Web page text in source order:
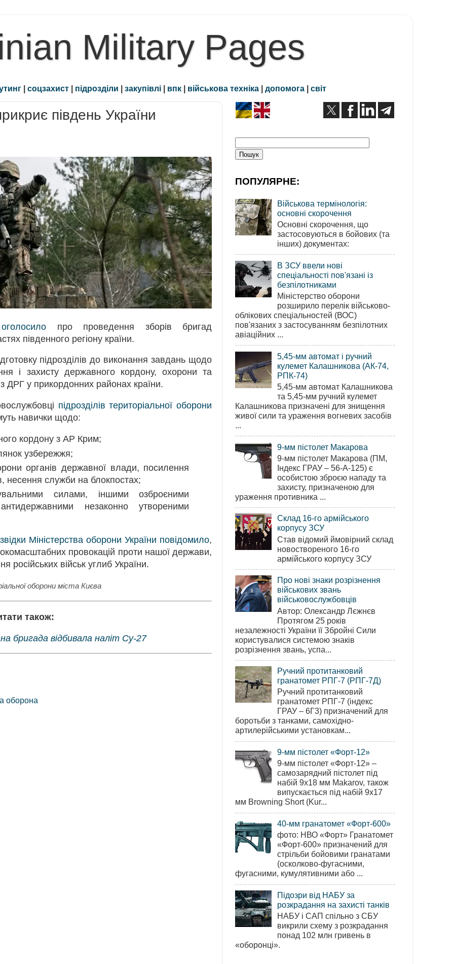
Military Pages
| соцзахист | підрозділи | закупівлі | впк | військова техніка | допомога | світ
південь України
оголосило про проведення зборів бригад
південного регіону країни.
підрозділів до виконання завдань щодо
і захисту державного кордону, охорони та
ДРГ у прикордонних районах країни.
підрозділів територіальної оборони
навички щодо:
кордону з АР Крим;
узбережжя;
органів державної влади, посилення
несення служби на блокпостах;
силами, іншими озброєними
незаконно утвореними
Міністерства оборони України повідомило,
провокацій проти нашої держави,
російських військ углиб України.
оборони міста Києва
також:
бригада відбивала наліт Су-27
оборона
ПОПУЛЯРНЕ:
Військова термінологія:
основні скорочення
Основні скорочення, що
застосовуються в бойових (та
інших) документах:
В ЗСУ ввели нові
спеціальності пов'язані із
безпілотниками
Міністерство оборони
розширило перелік військово-
облікових спеціальностей (ВОС)
пов'язаних з застосуванням безпілотних
авіаційних ...
5,45-мм автомат і ручний
кулемет Калашникова (АК-74,
РПК-74)
5,45-мм автомат Калашникова
та 5,45-мм ручний кулемет
Калашникова призначені для знищення
живої сили та ураження вогневих засобів
...
9-мм пістолет Макарова
9-мм пістолет Макарова (ПМ,
Індекс ГРАУ – 56-А-125) є
особистою зброєю нападу та
захисту, призначеною для
ураження противника ...
Склад 16-го армійського
корпусу ЗСУ
Став відомий ймовірний склад
новоствореного 16-го
армійського корпусу ЗСУ
Про нові знаки розрізнення
військових звань
військовослужбовців
Автор: Олександр Лєжнєв
Протягом 25 років
незалежності України її Збройні Сили
користувалися системою знаків
розрізнення звань, успа...
Ручний протитанковий
гранатомет РПГ-7 (РПГ-7Д)
Ручний протитанковий
гранатомет РПГ-7 (індекс
ГРАУ – 6Г3) призначений для
боротьби з танками, самохідно-
артилерійськими установкам...
9-мм пістолет «Форт-12»
9-мм пістолет «Форт-12» –
самозарядний пістолет під
набій 9х18 мм Makarov, також
випускається під набій 9х17
мм Browning Short (Kur...
40-мм гранатомет «Форт-600»
фото: НВО «Форт» Гранатомет
«Форт-600» призначений для
стрільби бойовими гранатами
(осколково-фугасними,
фугасними, кумулятивними або ...
Підозри від НАБУ за
розкрадання на захисті танків
НАБУ і САП спільно з СБУ
викрили схему з розкрадання
понад 102 млн гривень в
«оборонці».